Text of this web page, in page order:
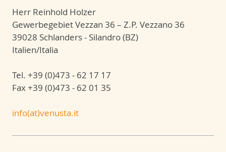
Herr Reinhold Holzer
Gewerbegebiet Vezzan 36 – Z.P. Vezzano 36
39028 Schlanders - Silandro (BZ)
Italien/Italia
Tel. +39 (0)473 - 62 17 17
Fax +39 (0)473 - 62 01 35
info(at)venusta.it